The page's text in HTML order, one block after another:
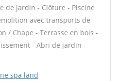
de jardin - Clôture - Piscine
avec transports de
/ Chape - Terrasse en bois -
- Abri de jardin -
spa land